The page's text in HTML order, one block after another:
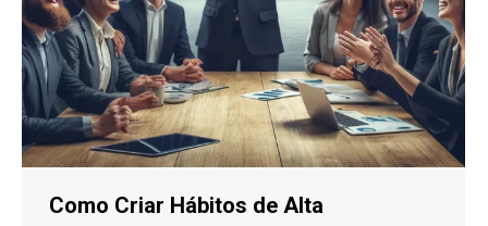
Como Criar Hábitos de Alta